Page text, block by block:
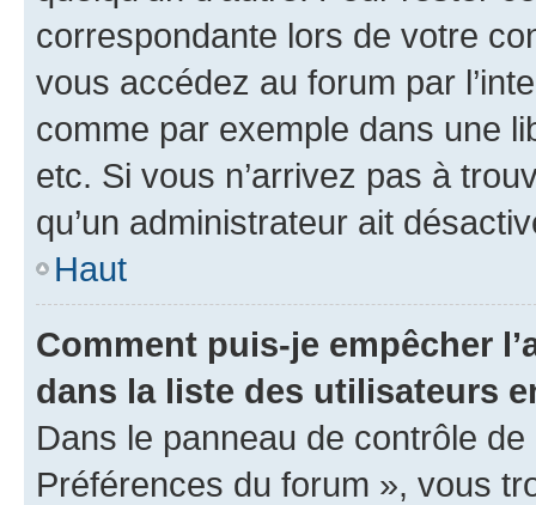
correspondante lors de votre
vous accédez au forum par
comme par exemple dans une
etc. Si vous n’arrivez pas à
qu’un administrateur ait
Haut
Comment puis-je empêcher
dans la liste des utilisateurs
Dans le panneau de contrôle
Préférences du forum », vous